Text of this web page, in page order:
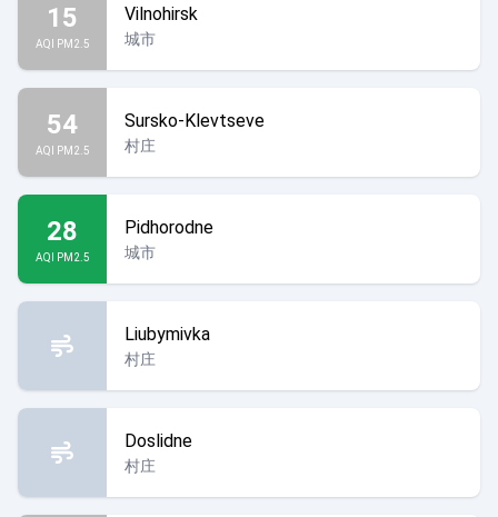
15
AQI PM2.5
Vilnohirsk
城市
54
AQI PM2.5
Sursko-Klevtseve
村庄
28
AQI PM2.5
Pidhorodne
城市
Liubymivka
村庄
Doslidne
村庄